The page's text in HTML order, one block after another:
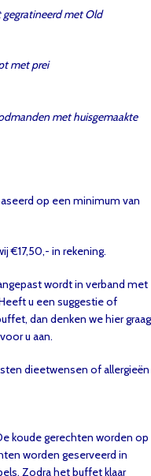
met Old
met prei
met huisgemaakte
op een minimum van
€17,50,- in rekening.
wordt in verband met
u een suggestie of
dan denken we hier graag
u aan.
dieetwensen of allergieën
koude gerechten worden op
worden geserveerd in
Zodra het buffet klaar